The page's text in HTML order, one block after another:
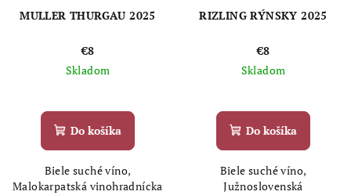
MULLER THURGAU 2025
€8
Skladom
hodnotenie
produktu
z
5
Do košíka
Biele suché víno,
Malokarpatská vinohradnícka
RIZLING RÝNSKY 2025
€8
Skladom
hodnotenie
produktu
z
5
Do košíka
Biele suché víno,
Južnoslovenská